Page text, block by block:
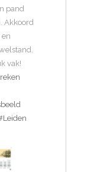
pand
Akkoord
vak!